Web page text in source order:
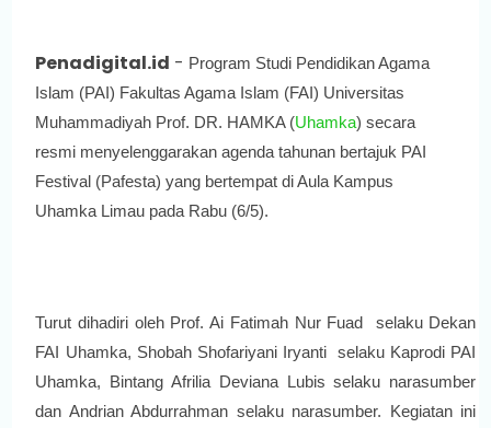
Penadigital.id - Program Studi Pendidikan Agama
Islam (PAI) Fakultas Agama Islam (FAI) Universitas
Muhammadiyah Prof. DR. HAMKA (Uhamka) secara
resmi menyelenggarakan agenda tahunan bertajuk PAI
Festival (Pafesta) yang bertempat di Aula Kampus
Uhamka Limau pada Rabu (6/5).
Turut dihadiri oleh Prof. Ai Fatimah Nur Fuad selaku Dekan
FAI Uhamka, Shobah Shofariyani Iryanti selaku Kaprodi PAI
Uhamka, Bintang Afrilia Deviana Lubis selaku narasumber
dan Andrian Abdurrahman selaku narasumber.
Kegiatan ini